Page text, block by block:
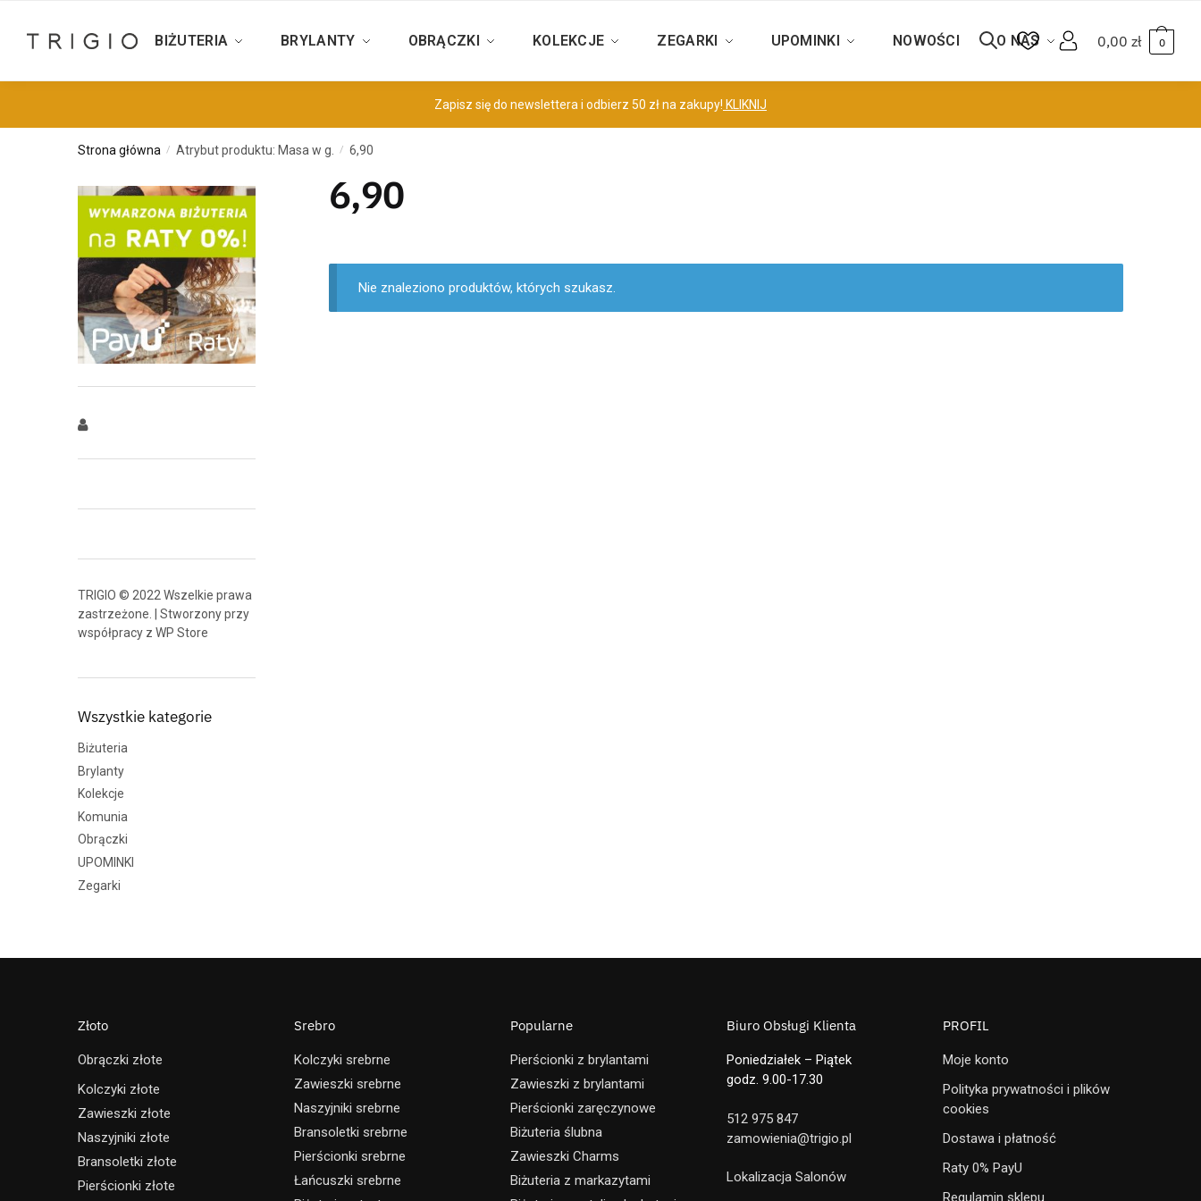
BIŻUTERIA BRYLANTY OBRĄCZKI KOLEKCJE ZEGARKI UPOMINKI NOWOŚCI O NAS 0,00 zł 0
Zapisz się do newslettera i odbierz 50 zł na zakupy! KLIKNIJ
Strona główna / Atrybut produktu: Masa w g. / 6,90
6,90
Nie znaleziono produktów, których szukasz.
TRIGIO © 2022 Wszelkie prawa
zastrzeżone. | Stworzony przy
współpracy z WP Store
Wszystkie kategorie
Biżuteria
Brylanty
Kolekcje
Komunia
Obrączki
UPOMINKI
Zegarki
Złoto
Obrączki złote
Kolczyki złote
Zawieszki złote
Naszyjniki złote
Bransoletki złote
Pierścionki złote
Srebro
Kolczyki srebrne
Zawieszki srebrne
Naszyjniki srebrne
Bransoletki srebrne
Pierścionki srebrne
Łańcuszki srebrne
Popularne
Pierścionki z brylantami
Zawieszki z brylantami
Pierścionki zaręczynowe
Biżuteria ślubna
Zawieszki Charms
Biżuteria z markazytami
Biuro Obsługi Klienta
Poniedziałek – Piątek
godz. 9.00-17.30
512 975 847
zamowienia@trigio.pl
Lokalizacja Salonów
PROFIL
Moje konto
Polityka prywatności i plików
cookies
Dostawa i płatność
Raty 0% PayU
Regulamin sklepu